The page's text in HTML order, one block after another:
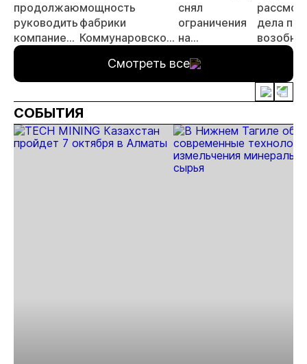
продолжаю
руководить
компанией
–
Струков
мощность
фабрики
Коммунаровского
снял
ограничения
на
Светлинского
карьера ЮГК
дела по
работы
Смотреть все
СОБЫТИЯ